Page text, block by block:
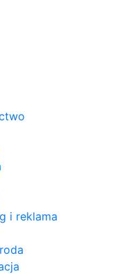
i reklama